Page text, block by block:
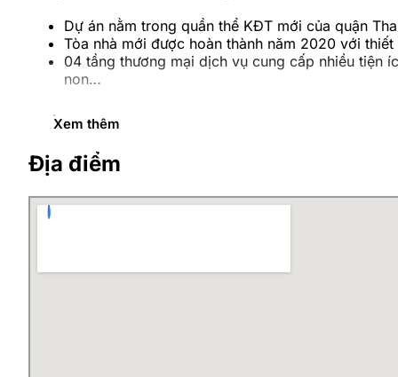
Dự án nằm trong quần thể KĐT mới của quận
Tòa nhà mới được hoàn thành năm 2020 với
04 tầng thương mại dịch vụ cung cấp nhiều tiện
non…
Vị trí Mỹ Sơn Tower 62
Chung cư Mỹ Sơn Tower tọa lạc tại
Nguyễn Huy Tưởng là trục đường 2 chiều khá
Xem thêm
Địa điểm